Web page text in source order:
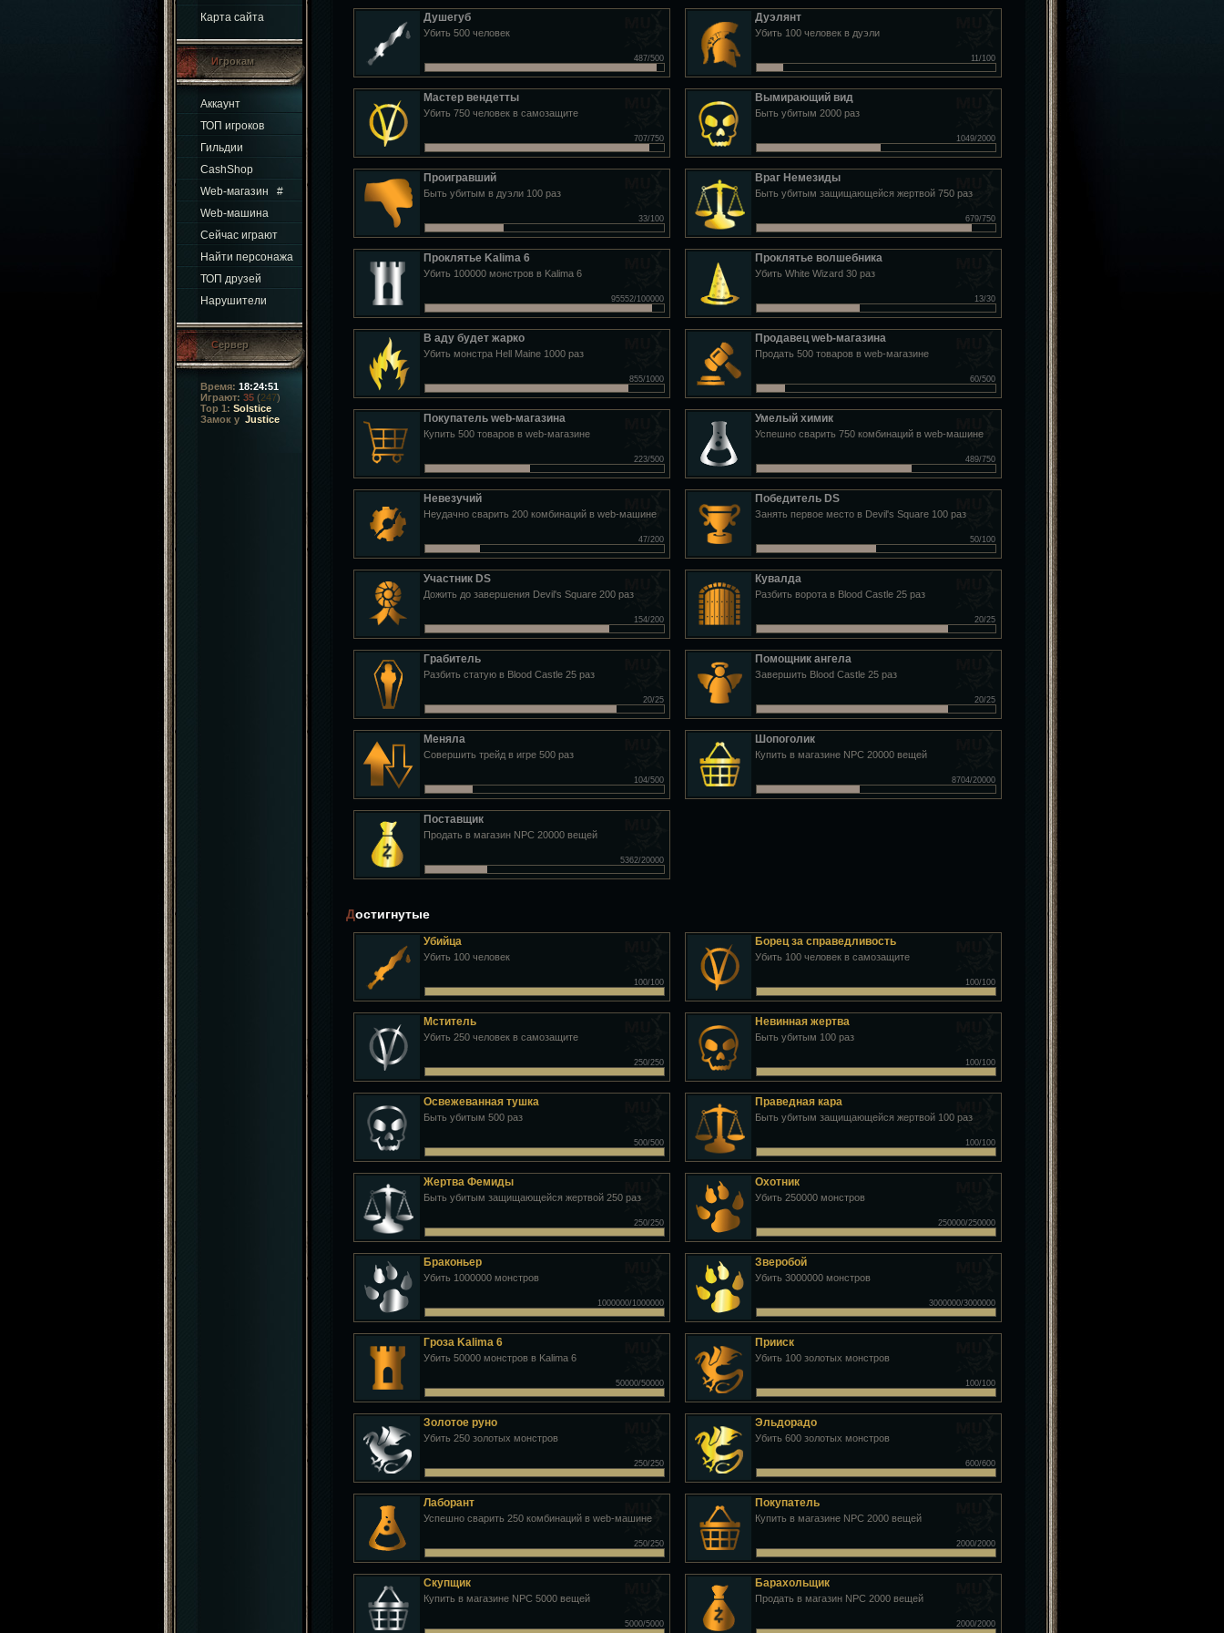
Карта сайта
Игрокам
Аккаунт
ТОП игроков
Гильдии
CashShop
Web-магазин
#
Web-машина
Сейчас играют
Найти персонажа
ТОП друзей
Нарушители
Сервер
Время: 18:24:52
Играют: 35 (247)
Top 1: Solstice
Замок у Justice
Душегуб
Убить 500 человек
487/500
Дуэлянт
Убить 100 человек в дуэли
11/100
Мастер вендетты
Убить 750 человек в самозащите
707/750
Вымирающий вид
Быть убитым 2000 раз
1049/2000
Проигравший
Быть убитым в дуэли 100 раз
33/100
Враг Немезиды
Быть убитым защищающейся жертвой 750 раз
679/750
Проклятье Kalima 6
Убить 100000 монстров в Kalima 6
95552/100000
Проклятье волшебника
Убить White Wizard 30 раз
13/30
В аду будет жарко
Убить монстра Hell Maine 1000 раз
855/1000
Продавец web-магазина
Продать 500 товаров в web-магазине
60/500
Покупатель web-магазина
Купить 500 товаров в web-магазине
223/500
Умелый химик
Успешно сварить 750 комбинаций в web-машине
489/750
Невезучий
Неудачно сварить 200 комбинаций в web-машине
47/200
Победитель DS
Занять первое место в Devil's Square 100 раз
50/100
Участник DS
Дожить до завершения Devil's Square 200 раз
154/200
Кувалда
Разбить ворота в Blood Castle 25 раз
20/25
Грабитель
Разбить статую в Blood Castle 25 раз
20/25
Помощник ангела
Завершить Blood Castle 25 раз
20/25
Меняла
Совершить трейд в игре 500 раз
104/500
Шопоголик
Купить в магазине NPC 20000 вещей
8704/20000
Поставщик
Продать в магазин NPC 20000 вещей
5362/20000
Достигнутые
Убийца
Убить 100 человек
100/100
Борец за справедливость
Убить 100 человек в самозащите
100/100
Мститель
Убить 250 человек в самозащите
250/250
Невинная жертва
Быть убитым 100 раз
100/100
Освежеванная тушка
Быть убитым 500 раз
500/500
Праведная кара
Быть убитым защищающейся жертвой 100 раз
100/100
Жертва Фемиды
Быть убитым защищающейся жертвой 250 раз
250/250
Охотник
Убить 250000 монстров
250000/250000
Браконьер
Убить 1000000 монстров
1000000/1000000
Зверобой
Убить 3000000 монстров
3000000/3000000
Гроза Kalima 6
Убить 50000 монстров в Kalima 6
50000/50000
Прииск
Убить 100 золотых монстров
100/100
Золотое руно
Убить 250 золотых монстров
250/250
Эльдорадо
Убить 600 золотых монстров
600/600
Лаборант
Успешно сварить 250 комбинаций в web-машине
250/250
Покупатель
Купить в магазине NPC 2000 вещей
2000/2000
Скупщик
Купить в магазине NPC 5000 вещей
5000/5000
Барахольщик
Продать в магазин NPC 2000 вещей
2000/2000